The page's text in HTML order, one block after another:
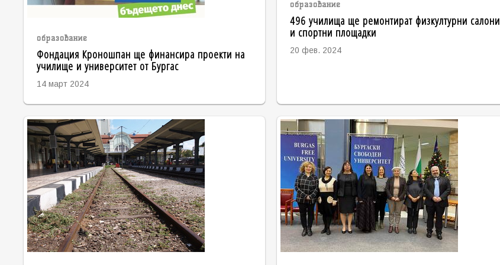
образование
Фондация Кроношпан ще финансира проекти на
училище и университет от Бургас
14 март 2024
образование
496 училища ще ремонтират физкултурни салони
и спортни площадки
20 фев. 2024